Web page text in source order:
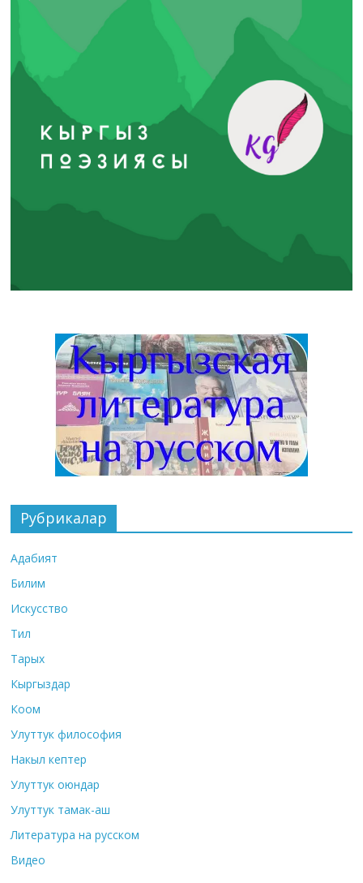
Рубрикалар
Адабият
Билим
Искусство
Тил
Тарых
Кыргыздар
Коом
Улуттук философия
Накыл кептер
Улуттук оюндар
Улуттук тамак-аш
Литература на русском
Видео